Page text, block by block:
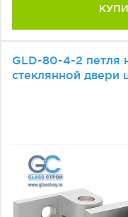
GLD-80-4-2 петля
стеклянной двери